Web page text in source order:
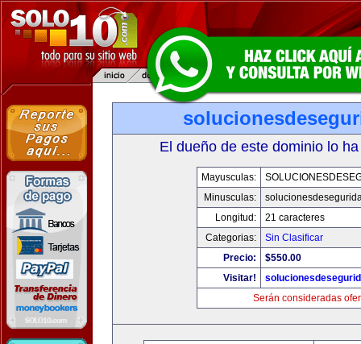
El dueño de este dominio lo
Mayusculas:
Minusculas:
Longitud:
21 caracteres
Categorias:
Sin Clasificar
Precio:
$550.00
Visitar!
Serán consideradas